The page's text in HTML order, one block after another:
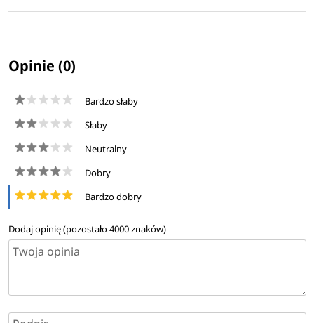
Opinie (0)
Bardzo słaby
Słaby
Neutralny
Dobry
Bardzo dobry
Dodaj opinię (pozostało4000znaków)